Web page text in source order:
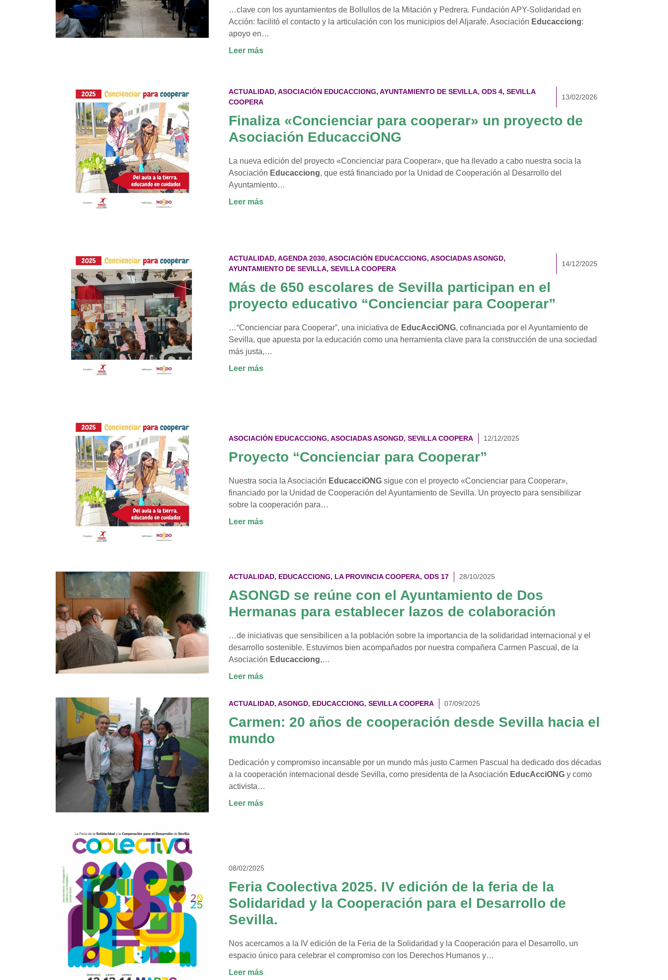
…clave con los ayuntamientos de Bollullos de la Mitación y Pedrera. Fundación APY-Solidaridad en
Acción: facilitó el contacto y la articulación con los municipios del Aljarafe. Asociación Educacciong:
apoyo en…
Leer más:
de
un
que
transformó
la
provincial
ACTUALIDAD, ASOCIACIÓN EDUCACCIONG, AYUNTAMIENTO DE SEVILLA, ODS 4, SEVILLA
COOPERA
13/02/2026
Finaliza «Concienciar para cooperar» un proyecto de
Asociación EducacciONG
La nueva edición del proyecto «Concienciar para Cooperar», que ha llevado a cabo nuestra socia la
Asociación Educacciong, que está financiado por la Unidad de Cooperación al Desarrollo del
Ayuntamiento…
Leer más:
un
proyecto
de
Asociación
EducacciONG
ACTUALIDAD, AGENDA 2030, ASOCIACIÓN EDUCACCIONG, ASOCIADAS ASONGD,
AYUNTAMIENTO DE SEVILLA, SEVILLA COOPERA
14/12/2025
Más de 650 escolares de Sevilla participan en el
proyecto educativo “Concienciar para Cooperar”
…“Concienciar para Cooperar”, una iniciativa de EducAcciONG, cofinanciada por el Ayuntamiento de
Sevilla, que apuesta por la educación como una herramienta clave para la construcción de una sociedad
más justa,…
Leer más:
Sevilla
participan
en
educativo
“Concienciar
para
ASOCIACIÓN EDUCACCIONG, ASOCIADAS ASONGD, SEVILLA COOPERA 12/12/2025
Proyecto “Concienciar para Cooperar”
Nuestra socia la Asociación EducacciONG sigue con el proyecto «Concienciar para Cooperar»,
financiado por la Unidad de Cooperación del Ayuntamiento de Sevilla. Un proyecto para sensibilizar
sobre la cooperación para…
Leer más:
ACTUALIDAD, EDUCACCIONG, LA PROVINCIA COOPERA, ODS 17 28/10/2025
ASONGD se reúne con el Ayuntamiento de Dos
Hermanas para establecer lazos de colaboración
…de iniciativas que sensibilicen a la población sobre la importancia de la solidaridad internacional y el
desarrollo sostenible. Estuvimos bien acompañados por nuestra compañera Carmen Pascual, de la
Asociación Educacciong,…
Leer más:
se
con
el
de
Dos
establecer
ACTUALIDAD, ASONGD, EDUCACCIONG, SEVILLA COOPERA 07/09/2025
Carmen: 20 años de cooperación desde Sevilla hacia el
mundo
Dedicación y compromiso incansable por un mundo más justo Carmen Pascual ha dedicado dos décadas
a la cooperación internacional desde Sevilla, como presidenta de la Asociación EducAcciONG y como
activista…
Leer más:
Sevilla
hacia
el
mundo
08/02/2025
Feria Coolectiva 2025. IV edición de la feria de la
Solidaridad y la Cooperación para el Desarrollo de
Sevilla.
Nos acercamos a la IV edición de la Feria de la Solidaridad y la Cooperación para el Desarrollo, un
espacio único para celebrar el compromiso con los Derechos Humanos y…
Leer más: